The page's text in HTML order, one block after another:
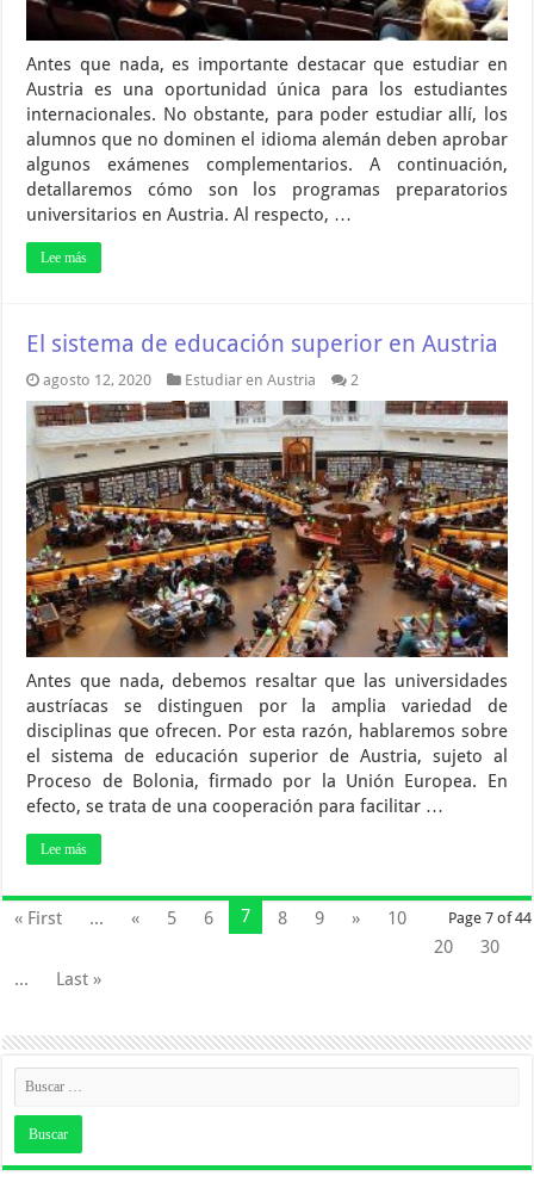
Antes que nada, es importante destacar que estudiar en
Austria es una oportunidad única para los estudiantes
internacionales. No obstante, para poder estudiar allí, los
alumnos que no dominen el idioma alemán deben aprobar
algunos exámenes complementarios. A continuación,
detallaremos cómo son los programas preparatorios
universitarios en Austria. Al respecto, …
Lee más
El sistema de educación superior en Austria
agosto 12, 2020 Estudiar en Austria 2
Antes que nada, debemos resaltar que las universidades
austríacas se distinguen por la amplia variedad de
disciplinas que ofrecen. Por esta razón, hablaremos sobre
el sistema de educación superior de Austria, sujeto al
Proceso de Bolonia, firmado por la Unión Europea. En
efecto, se trata de una cooperación para facilitar …
Lee más
Page 7 of 44
« First ... « 5 6 7 8 9 »
10
20
30
...
Last »